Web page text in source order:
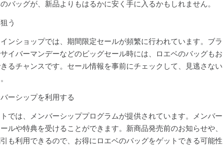
バッグが、新品よりもはるかに安く手に入るかもしれません。
う
ンショップでは、期間限定セールが頻繁に行われています。ブラ
イバーマンデーなどのビッグセール時には、ロエベのバッグもお
るチャンスです。セール情報を事前にチェックして、見逃さない
ーシップを利用する
では、メンバーシッププログラムが提供されています。メンバー
ルや特典を受けることができます。新商品発売前のお知らせや、
も利用できるので、お得にロエベのバッグをゲットできる可能性